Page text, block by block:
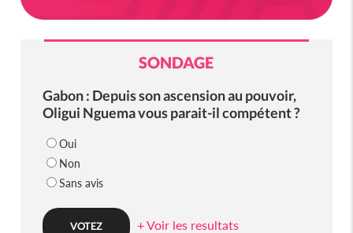
SONDAGE
Gabon : Depuis son ascension au pouvoir,
Oligui Nguema vous parait-il compétent ?
Oui
Non
Sans avis
+ Voir les resultats